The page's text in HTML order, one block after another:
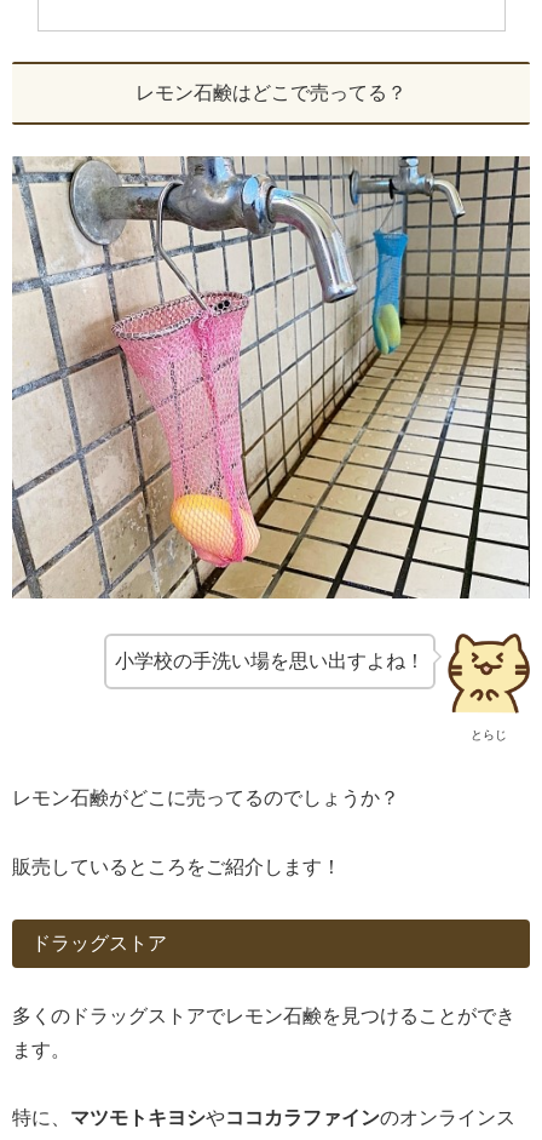
レモン石鹸はどこで売ってる？
とらじ
小学校の手洗い場を思い出すよね！
レモン石鹸がどこに売ってるのでしょうか？
販売しているところをご紹介します！
ドラッグストア
多くのドラッグストアでレモン石鹸を見つけることができ
ます。
特に、 マツモトキヨシやココカラファインのオンラインス